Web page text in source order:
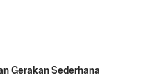
Gerakan Sederhana